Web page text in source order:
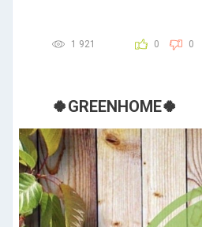
1 921 0 0
🍀GREENHOME🍀